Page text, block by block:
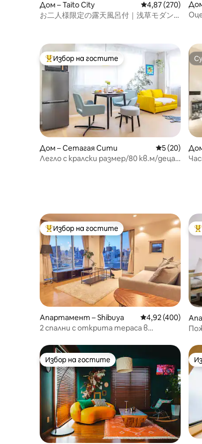
Дом – Taito City Средна оценка:
4,87 (270)
お二人様限定の露天風呂付｜浅草モダン
Най-популярен избор на гостите
Избор на гостите
Дом – Сетагая Сити Средна
5 (20)
Легло с кралски размер/80 кв.м/деца/
Най-популярен избор на гостите
Избор на гостите
Апартамент – Shibuya Средна оценка:
4,92 (400)
2 спални с открита тераса в
Избор на гостите
Избор на гостите